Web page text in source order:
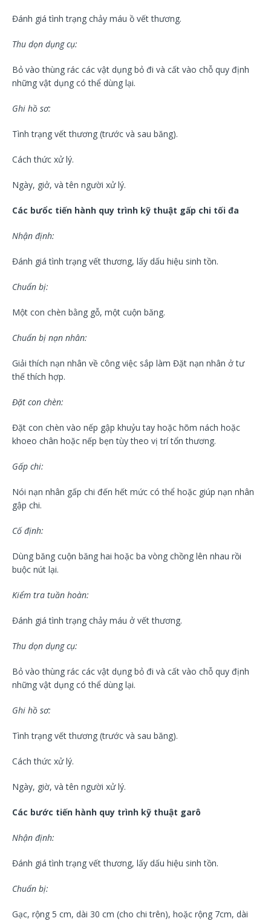
Đánh giá tình trạng chảy máu ồ vết thương.
Thu dọn dụng cụ:
Bỏ vào thùng rác các vật dụng bỏ đi và cất vào chỗ quy định
những vật dụng có thể dùng lại.
Ghi hồ sơ:
Tình trạng vết thương (trước và sau băng).
Cách thức xử lý.
Ngày, giở, và tên người xử lý.
Các bưổc tiến hành quy trình kỹ thuật gấp chi tối đa
Nhận định:
Đánh giá tình trạng vết thương, lấy dấu hiệu sinh tồn.
Chuẩn bị:
Một con chèn bằng gỗ, một cuộn băng.
Chuẩn bị nạn nhân:
Giải thích nạn nhân về công việc sắp làm Đặt nạn nhân ở tư
thế thích hợp.
Đặt con chèn:
Đặt con chèn vào nếp gập khuỷu tay hoặc hõm nách hoặc
khoeo chân hoặc nếp bẹn tùy theo vị trí tổn thương.
Gấp chi:
Nói nạn nhân gấp chi đến hết mức có thể hoặc giúp nạn nhân
gập chi.
Cố định:
Dùng băng cuộn băng hai hoặc ba vòng chồng lên nhau rồi
buộc nút lại.
Kiểm tra tuần hoàn:
Đánh giá tình trạng chảy máu ở vết thương.
Thu dọn dụng cụ:
Bỏ vào thùng rác các vật dụng bỏ đi và cất vào chỗ quy định
những vật dụng có thể dùng lại.
Ghi hồ sơ:
Tình trạng vết thương (trước và sau băng).
Cách thức xử lý.
Ngày, giờ, và tên người xử lý.
Các bước tiến hành quy trình kỹ thuật garô
Nhận định:
Đánh giá tình trạng vết thương, lấy dấu hiệu sinh tồn.
Chuẩn bị:
Gạc, rộng 5 cm, dài 30 cm (cho chi trên), hoặc rộng 7cm, dài